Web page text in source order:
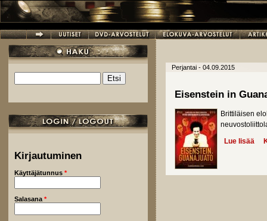
Hakulomake
Kirjautuminen
Käyttäjätunnus *
Salasana *
Perjantai - 04.09.2015
Eisenstein in
Brittiläisen
Lue lisää